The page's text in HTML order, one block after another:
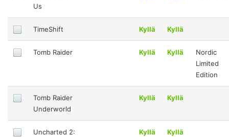
Us
TimeShift Kyllä Kyllä
Tomb Raider Kyllä Kyllä
Nordic
Limited
Edition
Tomb Raider
Underworld
Kyllä Kyllä
Uncharted 2:
Kyllä Kyllä